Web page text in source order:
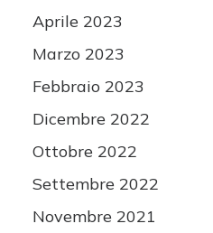
Aprile 2023
Marzo 2023
Febbraio 2023
Dicembre 2022
Ottobre 2022
Settembre 2022
Novembre 2021